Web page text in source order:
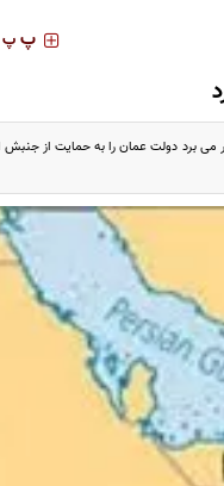
‍‍‍ پ پ
دولت عمان را به حمایت از جنبش